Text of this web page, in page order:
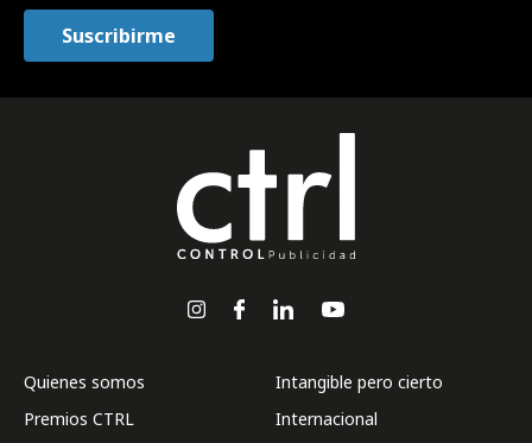
Quienes somos
Premios CTRL
Intangible pero cierto
Internacional